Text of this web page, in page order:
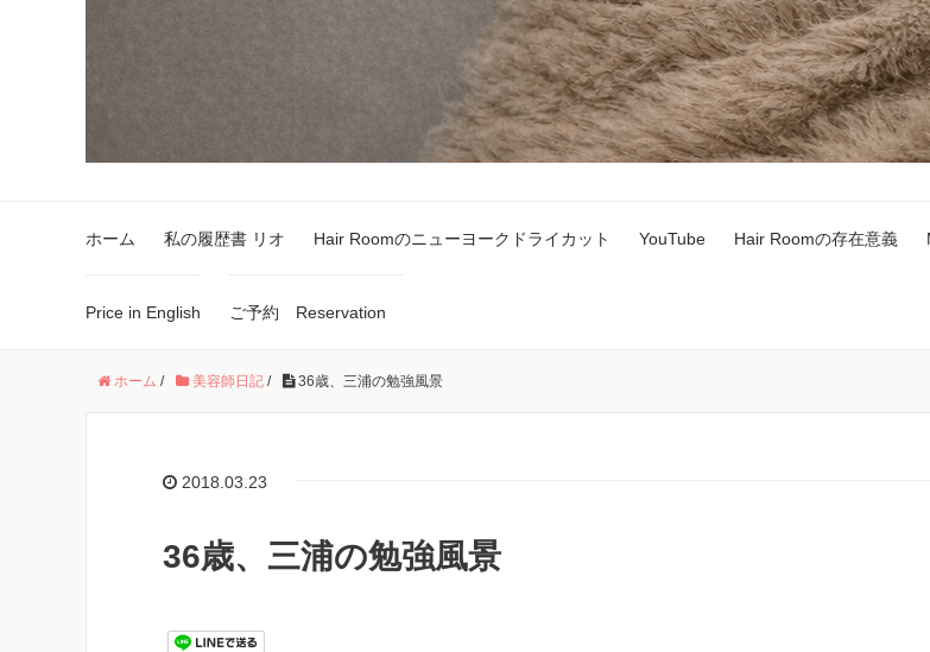
ホーム 私の履歴書 リオ Hair Roomのニューヨークドライカット YouTube Hair Roomの存在意義
Price in English ご予約 Reservation
ホーム / 美容師日記 / 36歳、三浦の勉強風景
2018.03.23
36歳、三浦の勉強風景